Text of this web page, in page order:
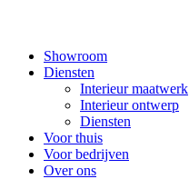
Showroom
Diensten
Interieur maatwerk
Interieur ontwerp
Diensten
Voor thuis
Voor bedrijven
Over ons